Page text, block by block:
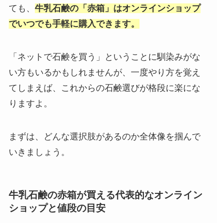
ても、 牛乳石鹸の「赤箱」はオンラインショップ
でいつでも手軽に購入できます。
「ネットで石鹸を買う」ということに馴染みがな
い方もいるかもしれませんが、一度やり方を覚え
てしまえば、これからの石鹸選びが格段に楽にな
りますよ。
まずは、どんな選択肢があるのか全体像を掴んで
いきましょう。
牛乳石鹸の赤箱が買える代表的なオンライン
ショップと値段の目安